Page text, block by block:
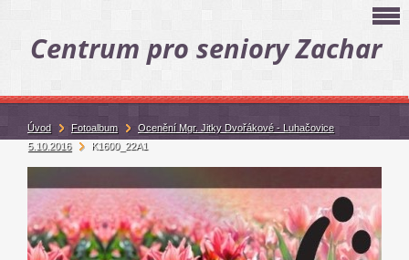
Centrum pro seniory Zachar
Úvod Fotoalbum
Ocenění Mgr. Jitky Dvořákové - Luhačovice
5.10.2016
K1600_22A1